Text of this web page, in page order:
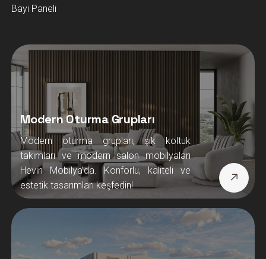
Bayi Paneli
Modern Oturma Grupları
Modern oturma grupları, şık koltuk
takımları ve modern salon mobilyaları
Hevin Mobilya’da. Konforlu, kaliteli ve
estetik tasarımları keşfedin!